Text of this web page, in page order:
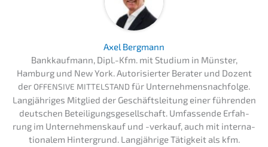
Axel Bergmann
Bankkauf­mann, Dipl.-Kfm. mit Studi­um in Münster,
Hamburg und New York. Autori­sier­ter Berater und Dozent
der OFFENSIVE MITTELSTAND für Unternehmens­nachfolge.
Langjäh­ri­ges Mitglied der Geschäfts­lei­tung einer führen­den
deutschen Betei­li­gungs­ge­sell­schaft. Umfas­sen­de Erfah­
rung im Unter­nehmens­kauf und -verkauf, auch mit inter­na­
tio­na­lem Hinter­grund. Langjäh­ri­ge Tätig­keit als kfm.